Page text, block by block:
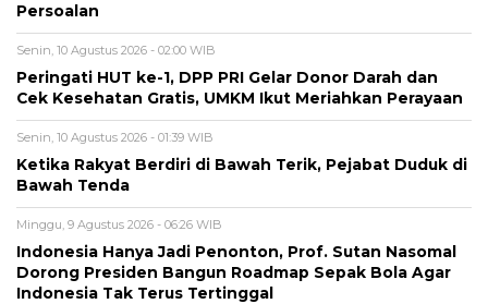
Persoalan
Senin, 10 Agustus 2026 - 02:00 WIB
Peringati HUT ke-1, DPP PRI Gelar Donor Darah dan
Cek Kesehatan Gratis, UMKM Ikut Meriahkan Perayaan
Senin, 10 Agustus 2026 - 01:39 WIB
Ketika Rakyat Berdiri di Bawah Terik, Pejabat Duduk di
Bawah Tenda
Minggu, 9 Agustus 2026 - 06:26 WIB
Indonesia Hanya Jadi Penonton, Prof. Sutan Nasomal
Dorong Presiden Bangun Roadmap Sepak Bola Agar
Indonesia Tak Terus Tertinggal